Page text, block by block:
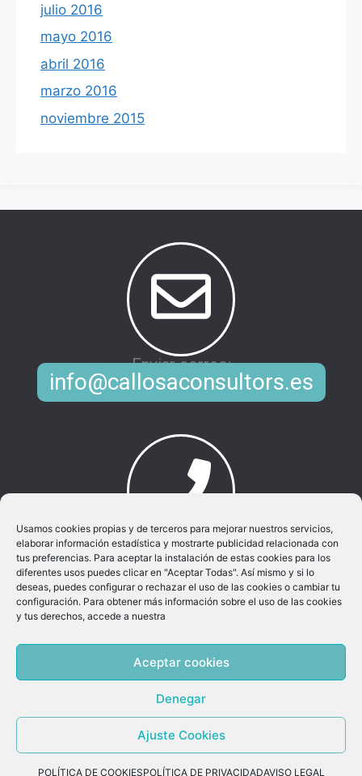
Usamos cookies propias y de terceros para mejorar nuestros servicios,
elaborar información estadística y mostrarte publicidad relacionada con
tus preferencias. Para aceptar la instalación de estas cookies para los
diferentes usos puedes clicar en "Aceptar Todas". Así mismo y si lo
deseas, puedes configurar o rechazar el uso de las cookies o cambiar tu
configuración. Para obtener más información sobre el uso de las cookies
y tus derechos, accede a nuestra
Aceptar cookies
Denegar
Ajuste Cookies
POLÍTICA DE COOKIESPOLÍTICA DE PRIVACIDADAVISO LEGAL
julio 2016
mayo 2016
abril 2016
marzo 2016
noviembre 2015
Enviar correo:
info@callosaconsultors.es
Llamar al movil:
965 881 096
Callosa Consultors SL © 2026 | Powered by
OptimByte
Política de Privacidad
Política de
Cookies